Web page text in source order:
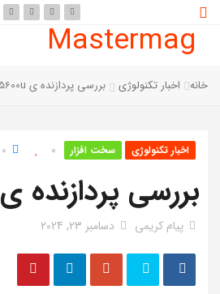
Mastermag
خانه اخبار تکنولوژی بررسی پردازنده ی i7 5600u
اخبار تکنولوژی سخت افزار 0
0
بررسی پردازنده ی I7 5600u
پیام کریمی دسامبر 23, 2024